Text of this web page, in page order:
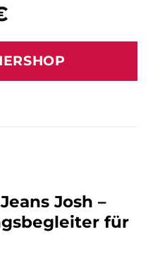
Aktueller
ist:
56,99 €.
Josh –
für